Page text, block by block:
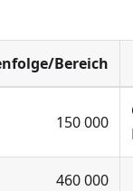
Bereich
150 000
460 000